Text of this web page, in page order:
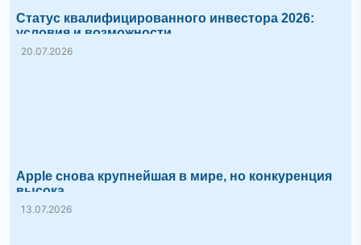
Статус квалифицированного инвестора 2026:
условия и возможности
20.07.2026
Apple снова крупнейшая в мире, но конкуренция
высока
13.07.2026